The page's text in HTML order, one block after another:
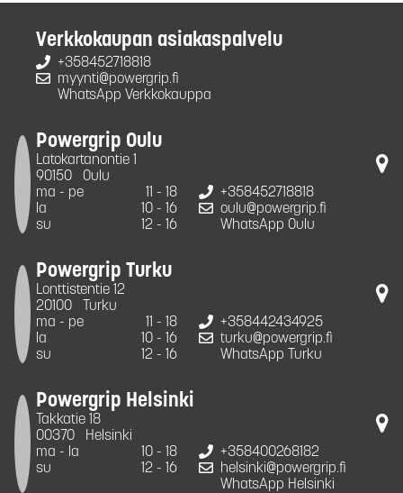
Verkkokaupan asiakaspalvelu
+358452718818
myynti@powergrip.fi
WhatsApp Verkkokauppa
Powergrip Oulu
Latokartanontie 1
90150
Oulu
ma - pe
11 - 18
la
10 - 16
su
12 - 16
+358452718818
oulu@powergrip.fi
WhatsApp Oulu
Powergrip Turku
Lonttistentie 12
20100
Turku
ma - pe
11 - 18
la
10 - 16
su
12 - 16
+358442434925
turku@powergrip.fi
WhatsApp Turku
Powergrip Helsinki
Takkatie 18
00370
Helsinki
ma - la
10 - 18
su
12 - 16
+358400268182
helsinki@powergrip.fi
WhatsApp Helsinki